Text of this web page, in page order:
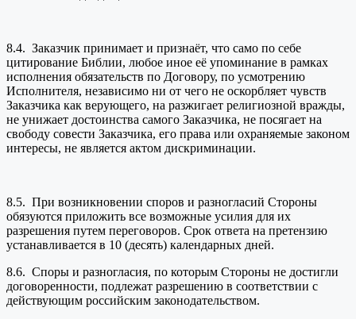
8.4. Заказчик принимает и признаёт, что само по себе
цитирование Библии, любое иное её упоминание в рамках
исполнения обязательств по Договору, по усмотрению
Исполнителя, независимо ни от чего не оскорбляет чувств
Заказчика как верующего, на разжигает религиозной вражды,
не унижает достоинства самого Заказчика, не посягает на
свободу совести Заказчика, его права или охраняемые законом
интересы, не является актом дискриминации.
8.5. При возникновении споров и разногласий Стороны
обязуются приложить все возможные усилия для их
разрешения путем переговоров. Срок ответа на претензию
устанавливается в 10 (десять) календарных дней.
8.6. Споры и разногласия, по которым Стороны не достигли
договоренности, подлежат разрешению в соответствии с
действующим российским законодательством.